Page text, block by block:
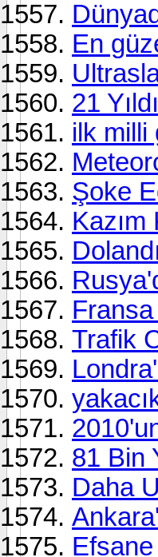
En
21
ilk milli
Şoke
Kazım
Trafik
81 Bin
Daha